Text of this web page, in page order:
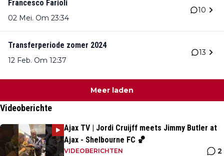
Francesco Farioli
02 Mei. Om 23:34
10
Transferperiode zomer 2024
12 Feb. Om 12:37
13
Meer laden
Videoberichte
Ajax TV | Jordi Cruijff meets Jimmy Butler at
Ajax - Shelbourne FC 🏀
VIDEOBERICHTEN 2